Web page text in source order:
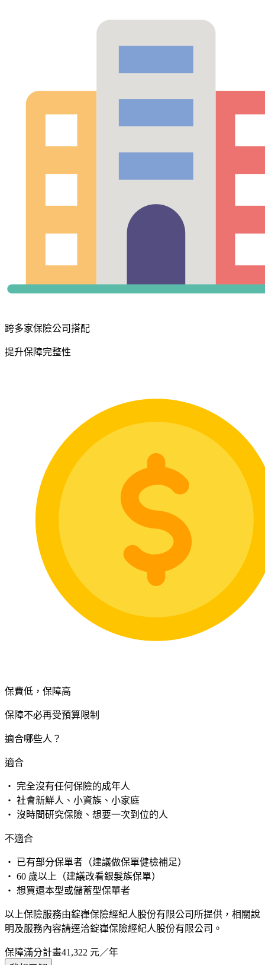
跨多家保險公司搭配
提升保障完整性
保費低，保障高
保障不必再受預算限制
適合哪些人？
適合
・ 完全沒有任何保險的成年人
・ 社會新鮮人、小資族、小家庭
・ 沒時間研究保險、想要一次到位的人
不適合
・ 已有部分保單者（建議做保單健檢補足）
・ 60 歲以上（建議改看銀髮族保單）
・ 想買還本型或儲蓄型保單者
以上保險服務由錠嵂保險經紀人股份有限公司所提供，相關說
明及服務內容請逕洽錠嵂保險經紀人股份有限公司。
保障滿分計畫41,322 元／年